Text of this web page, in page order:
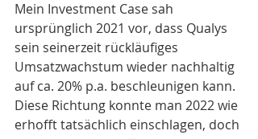
Mein Investment Case sah
ursprünglich 2021 vor, dass Qualys
sein seinerzeit rückläufiges
Umsatzwachstum wieder nachhaltig
auf ca. 20% p.a. beschleunigen kann.
Diese Richtung konnte man 2022 wie
erhofft tatsächlich einschlagen, doch